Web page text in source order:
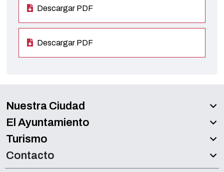
Descargar PDF
Descargar PDF
Nuestra Ciudad
El Ayuntamiento
Turismo
Contacto